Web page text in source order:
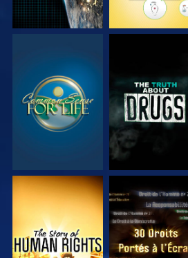
REGARDER REGARDER
REGARDER REGARDER